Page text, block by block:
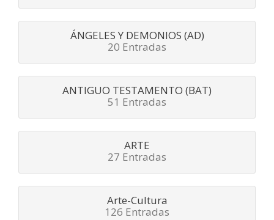
ÁNGELES Y DEMONIOS (AD)
20 Entradas
ANTIGUO TESTAMENTO (BAT)
51 Entradas
ARTE
27 Entradas
Arte-Cultura
126 Entradas